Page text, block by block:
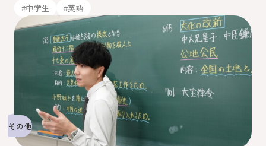
#中学生 #英語
その他